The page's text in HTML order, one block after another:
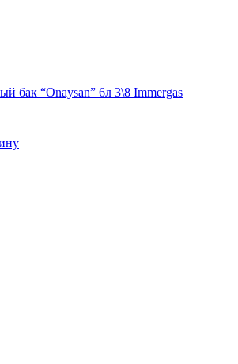
бак “Onaysan” 6л 3\8 Immergas